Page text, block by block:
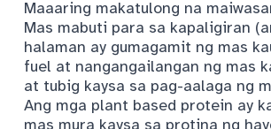
Maaaring makatulong na
Mas mabuti para sa kapaligiran
halaman ay gumagamit ng mas
fuel at nangangailangan ng mas
at tubig kaysa sa pag-aalaga ng
Ang mga plant based protein ay
mas mura kaysa sa protina ng